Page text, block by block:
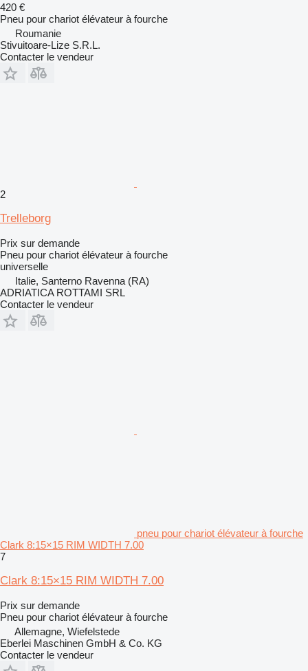
420 €
Pneu pour chariot élévateur à fourche
Roumanie
Stivuitoare-Lize S.R.L.
Contacter le vendeur
2
Trelleborg
Prix sur demande
Pneu pour chariot élévateur à fourche
universelle
Italie, Santerno Ravenna (RA)
ADRIATICA ROTTAMI SRL
Contacter le vendeur
pneu pour chariot élévateur à fourche
Clark 8:15×15 RIM WIDTH 7.00
7
Clark 8:15×15 RIM WIDTH 7.00
Prix sur demande
Pneu pour chariot élévateur à fourche
Allemagne, Wiefelstede
Eberlei Maschinen GmbH & Co. KG
Contacter le vendeur